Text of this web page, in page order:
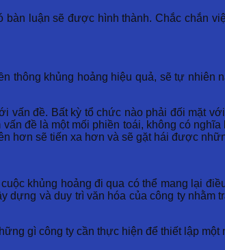
bàn luận sẽ được hình thành. Chắc chắn
thông khủng hoảng hiệu quả, sẽ tự nhiên
vấn đề. Bất kỳ tổ chức nào phải đối mặt
đề là một mối phiền toái, không có
hơn sẽ tiến xa hơn và sẽ gặt hái được
khủng hoảng đi qua có thể mang lại
dựng và duy trì văn hóa của công ty nhằm
gì công ty cần thực hiện để thiết lập một